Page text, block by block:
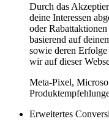
Durch das
deine Interessen
oder
basierend auf
sowie deren
wir auf dieser
Meta-Pixel,
Erweitertes